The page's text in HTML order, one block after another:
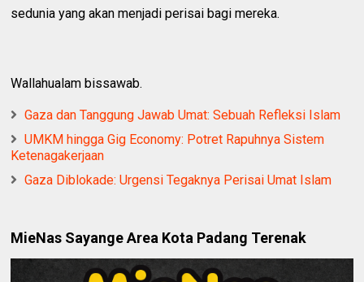
sedunia yang akan menjadi perisai bagi mereka.
Wallahualam bissawab.
Gaza dan Tanggung Jawab Umat: Sebuah Refleksi Islam
UMKM hingga Gig Economy: Potret Rapuhnya Sistem
Ketenagakerjaan
Gaza Diblokade: Urgensi Tegaknya Perisai Umat Islam
MieNas Sayange Area Kota Padang Terenak